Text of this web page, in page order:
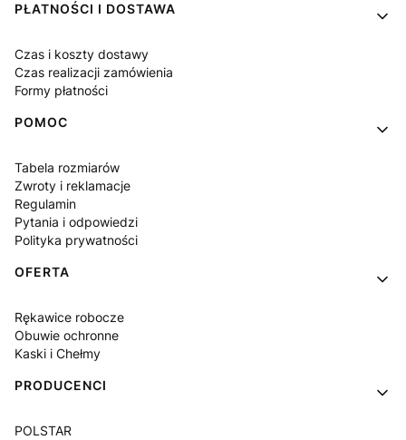
PŁATNOŚCI I DOSTAWA
Czas i koszty dostawy
Czas realizacji zamówienia
Formy płatności
POMOC
Tabela rozmiarów
Zwroty i reklamacje
Regulamin
Pytania i odpowiedzi
Polityka prywatności
OFERTA
Rękawice robocze
Obuwie ochronne
Kaski i Chełmy
PRODUCENCI
POLSTAR